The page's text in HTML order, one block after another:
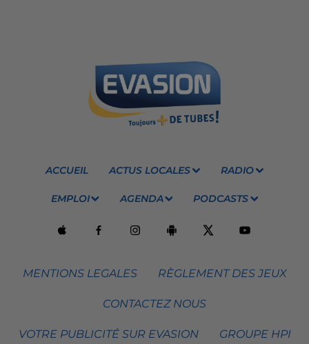
ACCUEIL ACTUS LOCALES RADIO
EMPLOI AGENDA PODCASTS
MENTIONS LEGALES RÈGLEMENT DES JEUX
CONTACTEZ NOUS
VOTRE PUBLICITÉ SUR EVASION GROUPE HPI